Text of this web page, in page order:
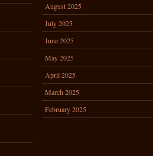
August 2025
July 2025
June 2025
May 2025
April 2025
March 2025
February 2025